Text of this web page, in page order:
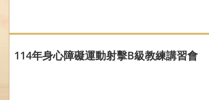
114年身心障礙運動射擊B級教練講習會